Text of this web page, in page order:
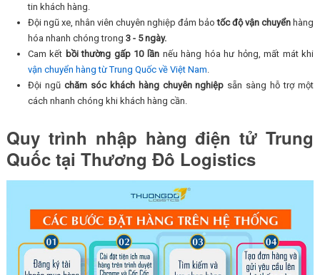
tin khách hàng.
Đội ngũ xe, nhân viên chuyên nghiệp đảm bảo tốc độ vận chuyển hàng
hóa nhanh chóng trong 3 - 5 ngày.
Cam kết bồi thường gấp 10 lần nếu hàng hóa hư hỏng, mất mát khi
vận chuyển hàng từ Trung Quốc về Việt Nam
Đội ngũ chăm sóc khách hàng chuyên nghiệp sẵn sàng hỗ trợ một
cách nhanh chóng khi khách hàng cần.
Quy trình nhập hàng điện tử Trung
Quốc tại Thương Đô Logistics